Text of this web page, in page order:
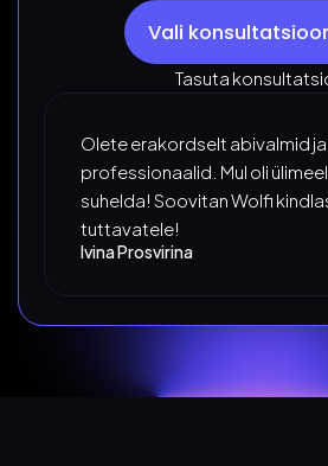
Vali
Tasuta
Olete erakordselt abivalmid
professionaalid. Mul oli
suhelda! Soovitan Wolfi
tuttavatele!
Ivina Prosvirina